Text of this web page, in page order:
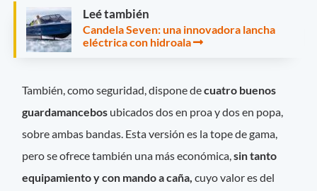
Leé también
Candela Seven: una innovadora lancha
eléctrica con hidroala
También, como seguridad, dispone decuatro buenos
guardamancebos ubicados dos en proa y dos en popa,
sobre ambas bandas. Esta versión es la tope de gama,
pero se ofrece también una más económica,sin tanto
equipamiento y con mando a caña, cuyo valor es del